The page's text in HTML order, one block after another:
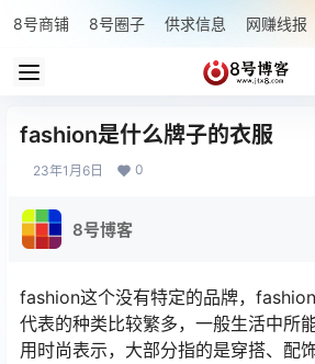
8号商铺 8号圈子 供求信息 网赚线报
fashion是什么牌子的衣服
23年1月6日 0
8号博客
fashion这个没有特定的品牌，fashion
代表的种类比较繁多，一般生活中所
用时尚表示，大部分指的是穿搭、配饰